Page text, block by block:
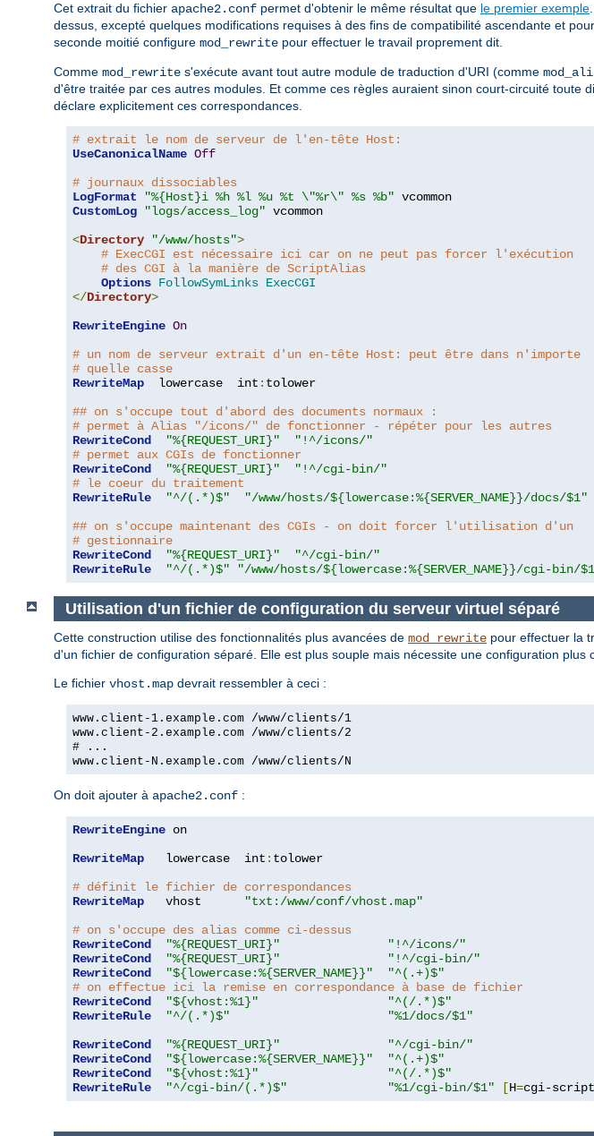
Cet extrait du fichier apache2.conf permet d'obtenir le même résultat que le premier exemple
dessus, excepté quelques modifications requises à des fins de compatibilité ascendante et
seconde moitié configure mod_rewrite pour effectuer le travail proprement dit.
Comme mod_rewrite s'exécute avant tout autre module de traduction d'URI (comme
d'être traitée par ces autres modules. Et comme ces règles auraient sinon court-circuité toute
déclare explicitement ces correspondances.
# extrait le nom de serveur de l'en-tête Host:
UseCanonicalName Off
# journaux dissociables
LogFormat
"%{Host}i %h %l %u %t \"%r\" %s %b"
CustomLog
"logs/access_log" vcommon
<Directory "/www/hosts">
# ExecCGI est nécessaire ici car on ne peut pas forcer l'exécution
# des CGI à la manière de ScriptAlias
Options FollowSymLinks ExecCGI
</Directory>
RewriteEngine On
# un nom de serveur extrait d'un en-tête Host: peut être dans n'importe
# quelle casse
RewriteMap
  lowercase  int
: tolower
## on s'occupe tout d'abord des documents normaux :
# permet à Alias "/icons/" de fonctionner - répéter pour les autres
RewriteCond
"%{REQUEST_URI}"
"!^/icons/"
# permet aux CGIs de fonctionner
RewriteCond
"%{REQUEST_URI}"
"!^/cgi-bin/"
# le coeur du traitement
RewriteRule
"^/(.*)$"
"/www/hosts/${lowercase:%{SERVER_NAME}}/docs/$1"
## on s'occupe maintenant des CGIs - on doit forcer l'utilisation d'un
# gestionnaire
RewriteCond
"%{REQUEST_URI}"
"^/cgi-bin/"
RewriteRule
"^/(.*)$" "/www/hosts/${lowercase:%{SERVER_NAME}}/cgi-bin/
Utilisation d'un fichier de configuration du serveur virtuel séparé
Cette construction utilise des fonctionnalités plus avancées de mod_rewrite pour effectuer la
d'un fichier de configuration séparé. Elle est plus souple mais nécessite une configuration plus
Le fichier vhost.map devrait ressembler à ceci :
www.client-1.example.com /www/clients/1
www.client-2.example.com /www/clients/2
# ...
www.client-N.example.com /www/clients/N
On doit ajouter à apache2.conf :
RewriteEngine on
RewriteMap
   lowercase  int
: tolower
# définit le fichier de correspondances
RewriteMap
   vhost
"txt:/www/conf/vhost.map"
# on s'occupe des alias comme ci-dessus
RewriteCond
"%{REQUEST_URI}"
"!^/icons/"
RewriteCond
"%{REQUEST_URI}"
"!^/cgi-bin/"
RewriteCond
"${lowercase:%{SERVER_NAME}}"
"^(.+)$"
# on effectue ici la remise en correspondance à base de fichier
RewriteCond
"${vhost:%1}"
"^(/.*)$"
RewriteRule
"^/(.*)$"
"%1/docs/$1"
RewriteCond
"%{REQUEST_URI}"
"^/cgi-bin/"
RewriteCond
"${lowercase:%{SERVER_NAME}}"
"^(.+)$"
RewriteCond
"${vhost:%1}"
"^(/.*)$"
RewriteRule
"^/cgi-bin/(.*)$" "%1/cgi-bin/$1" [H=cgi-script